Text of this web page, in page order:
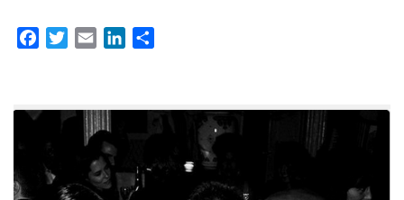
FacebookTwitterEmail LinkedIn